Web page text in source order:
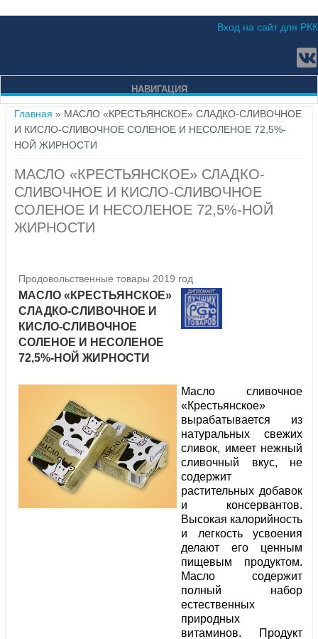
Вход на сайт для РКК
НАВИГАЦИЯ
Вы здесь
Главная » МАСЛО «КРЕСТЬЯНСКОЕ» СЛАДКО-СЛИВОЧНОЕ
И КИСЛО-СЛИВОЧНОЕ СОЛЕНОЕ И НЕСОЛЕНОЕ 72,5%-
НОЙ ЖИРНОСТИ
МАСЛО «КРЕСТЬЯНСКОЕ» СЛАДКО-
СЛИВОЧНОЕ И КИСЛО-СЛИВОЧНОЕ
СОЛЕНОЕ И НЕСОЛЕНОЕ 72,5%-НОЙ
ЖИРНОСТИ
Продовольственные товары 2019 год
МАСЛО «КРЕСТЬЯНСКОЕ»
СЛАДКО-СЛИВОЧНОЕ И
КИСЛО-СЛИВОЧНОЕ
СОЛЕНОЕ И НЕСОЛЕНОЕ
72,5%-НОЙ ЖИРНОСТИ
Масло сливочное
«Крестьянское»
вырабатывается из
натуральных свежих
сливок, имеет нежный
сливочный вкус, не
содержит
растительных добавок
и консервантов.
Высокая калорийность
и легкость усвоения
делают его ценным
пищевым продуктом.
Масло содержит
полный набор
естественных
природных
витаминов. Продукт